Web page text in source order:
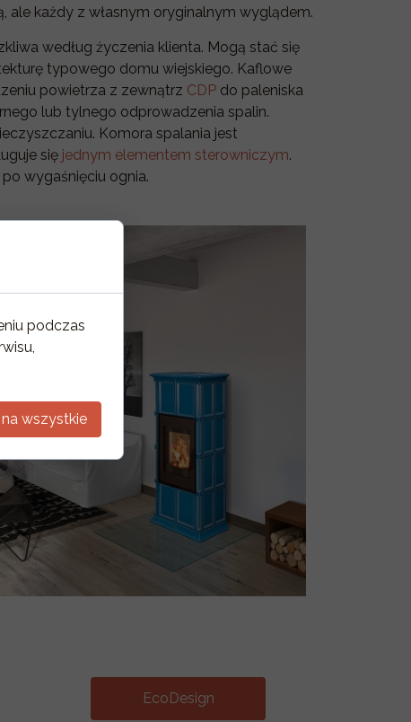
EcoDesign
każdy z własnym oryginalnym wyglądem.
według życzenia klienta. Mogą stać się
typowego domu wiejskiego. Kaflowe
powietrza z zewnątrz CDP do paleniska
lub tylnego odprowadzenia spalin.
Komora spalania jest
się jednym elementem sterowniczym.
wygaśnięciu ognia.
podczas
wszystkie